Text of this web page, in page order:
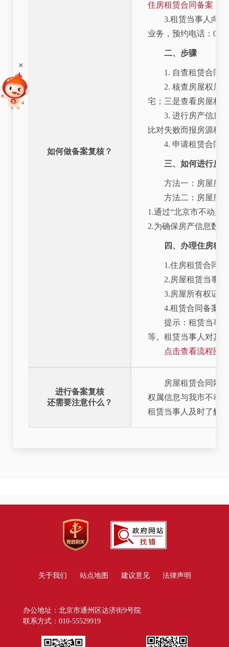
如何做备案复核？
住房租赁合同备案（
3.租赁当事人向
业务，预约电话：010-
二、步骤
1. 自查租赁合同
2. 核查房屋权属
宅；三是查看房屋权
3. 进行房产信息
比对失败而报房源核
4. 申请租赁合同
三、如何进行房
方法一：房屋所
方法二：房屋所
1.通过“北京市不动产
2.为确保房产信息数
四、办理住房租
1.住房租赁合同；
2.房屋租赁当事
3.房屋所有权证
4.租赁合同备案
提示：租赁当事
等。租赁当事人对其
点击查看流程图
进行备案复核
还需要注意什么？
房屋租赁合同网
权属信息与我市不动
租赁当事人及时了解
+
关于我们 站点地图 建议意见 法律声明
办公地址：北京市通州区达济街9号院
联系方式：010-55529919